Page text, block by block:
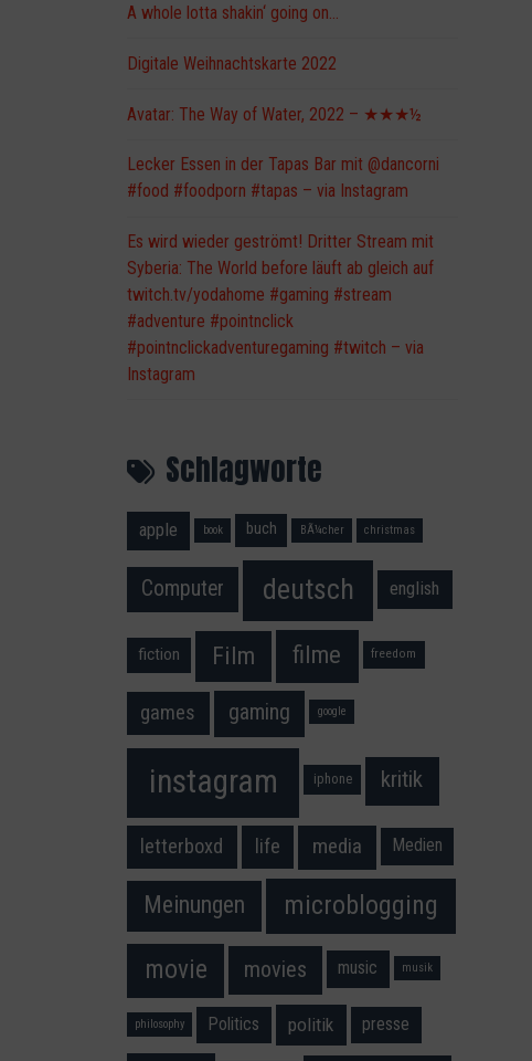
A whole lotta shakin‘ going on…
Digitale Weihnachtskarte 2022
Avatar: The Way of Water, 2022 – ★★★½
Lecker Essen in der Tapas Bar mit @dancorni
#food #foodporn #tapas – via Instagram
Es wird wieder geströmt! Dritter Stream mit
Syberia: The World before läuft ab gleich auf
twitch.tv/yodahome #gaming #stream
#adventure #pointnclick
#pointnclickadventuregaming #twitch – via
Instagram
Schlagworte
apple book buch BÃ¼cher christmas
Computer deutsch english
fiction Film filme freedom
games gaming google
instagram iphone kritik
letterboxd life media Medien
Meinungen microblogging
movie movies music musik
philosophy Politics politik presse